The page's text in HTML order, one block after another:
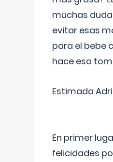
muchas
evitar esas
para el bebe
hace esa
Estimada
En primer
felicidades